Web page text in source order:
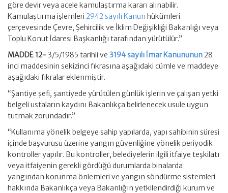
göre devir veya acele kamulaştırma kararı alınabilir.
Kamulaştırma işlemleri 2942 sayılı Kanun hükümleri
çerçevesinde Çevre, Şehircilik ve İklim Değişikliği Bakanlığı veya
Toplu Konut İdaresi Başkanlığı tarafından yürütülür.”
MADDE 12-3/5/1985 tarihli ve 3194 sayılı İmar Kanununun28
inci maddesinin sekizinci fıkrasına aşağıdaki cümle ve maddeye
aşağıdaki fıkralar eklenmiştir.
“Şantiye şefi, şantiyede yürütülen günlük işlerin ve çalışan yetki
belgeli ustaların kaydını Bakanlıkça belirlenecek usule uygun
tutmak zorundadır.”
“Kullanıma yönelik belgeye sahip yapılarda, yapı sahibinin süresi
içinde başvurusu üzerine yangın güvenliğine yönelik periyodik
kontroller yapılır. Bu kontroller, belediyelerin ilgili itfaiye teşkilatı
veya itfaiyenin gerekli gördüğü durumlarda binalarda
yangından korunma önlemleri ve yangın söndürme sistemleri
hakkında Bakanlıkça veya Bakanlığın yetkilendirdiği kurum ve